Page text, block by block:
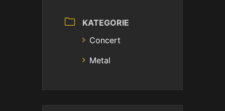
KATEGORIE
Concert
Metal